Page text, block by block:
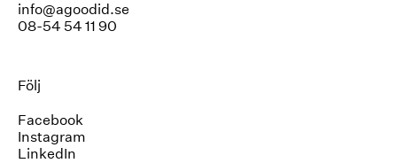
info@agoodid.se
08-54 54 11 90
Följ
Facebook
Instagram
LinkedIn